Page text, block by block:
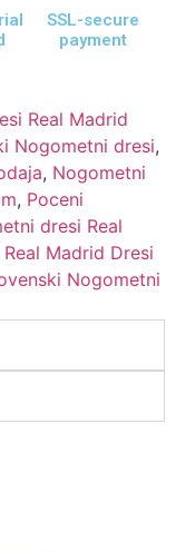
SSL-secure
payment
Real Madrid
Nogometni dresi,
, Nogometni
, Poceni
dresi Real
Real Madrid Dresi
Nogometni